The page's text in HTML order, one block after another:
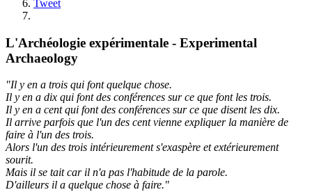
Tweet
L'Archéologie expérimentale - Experimental
Archaeology
"Il y en a trois qui font quelque chose.
Il y en a dix qui font des conférences sur ce que font les trois.
Il y en a cent qui font des conférences sur ce que disent les dix.
Il arrive parfois que l'un des cent vienne expliquer la manière de
faire à l'un des trois.
Alors l'un des trois intérieurement s'exaspère et extérieurement
sourit.
Mais il se tait car il n'a pas l'habitude de la parole.
D'ailleurs il a quelque chose à faire."